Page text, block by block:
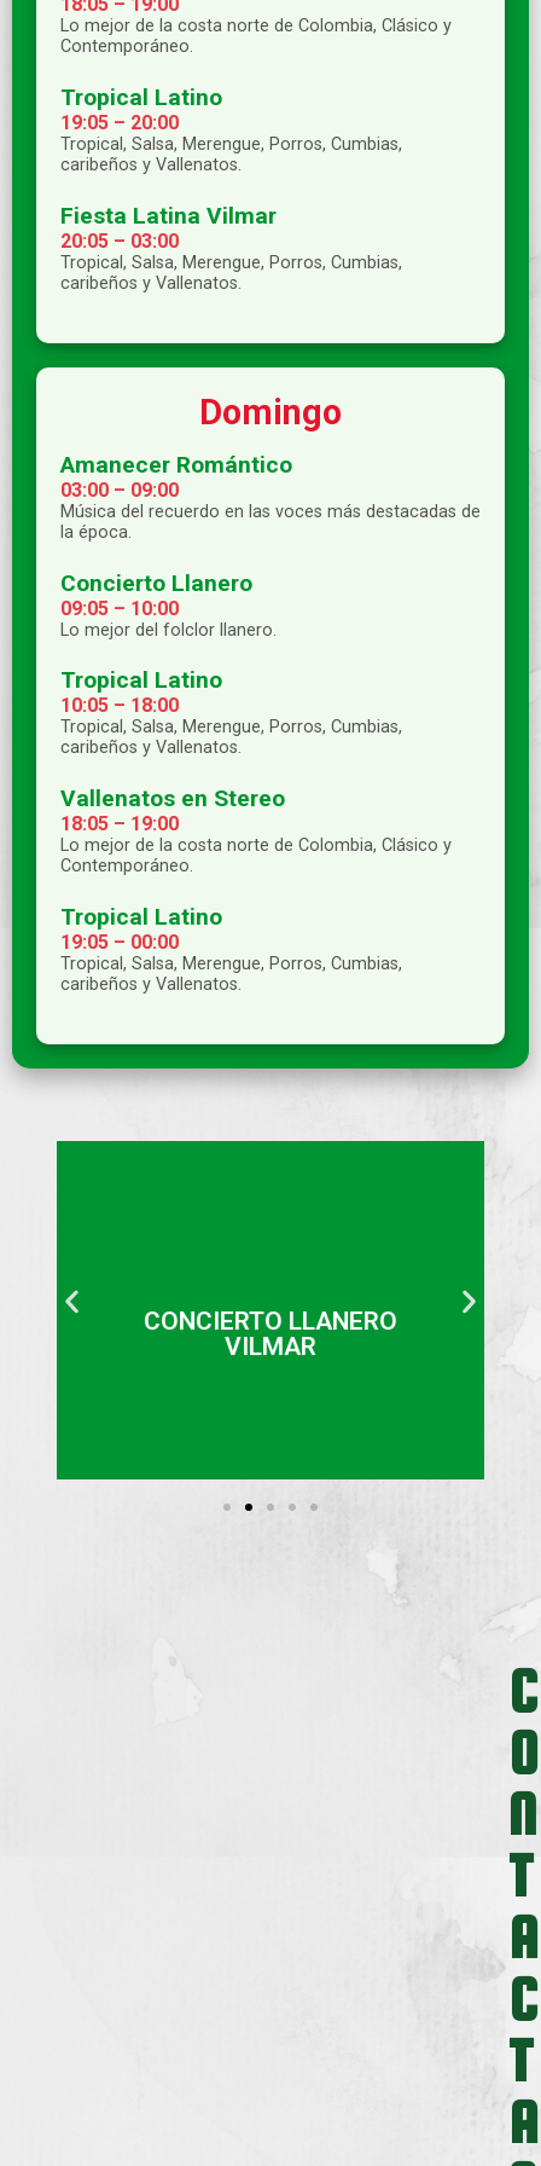
18:05 – 19:00
Lo mejor de la costa norte de Colombia, Clásico y
Contemporáneo.
Tropical Latino
19:05 – 20:00
Tropical, Salsa, Merengue, Porros, Cumbias,
caribeños y Vallenatos.
Fiesta Latina Vilmar
20:05 – 03:00
Tropical, Salsa, Merengue, Porros, Cumbias,
caribeños y Vallenatos.
Domingo
Amanecer Romántico
03:00 – 09:00
Música del recuerdo en las voces más destacadas de
la época.
Concierto Llanero
09:05 – 10:00
Lo mejor del folclor llanero.
Tropical Latino
10:05 – 18:00
Tropical, Salsa, Merengue, Porros, Cumbias,
caribeños y Vallenatos.
Vallenatos en Stereo
18:05 – 19:00
Lo mejor de la costa norte de Colombia, Clásico y
Contemporáneo.
Tropical Latino
19:05 – 00:00
Tropical, Salsa, Merengue, Porros, Cumbias,
caribeños y Vallenatos.
CONCIERTO LLANERO
VILMAR
Lo mejor del folclor llanero.
C
O
N
T
A
C
T
A